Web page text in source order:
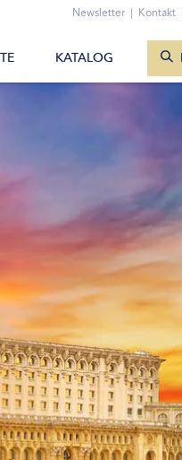
Newsletter | Kontakt
KATALOG
ZUM